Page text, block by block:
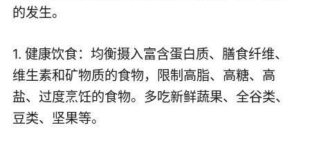
的发生。
1. 健康饮食：均衡摄入富含蛋白质、膳食纤维、
维生素和矿物质的食物，限制高脂、高糖、高
盐、过度烹饪的食物。多吃新鲜蔬果、全谷类、
豆类、坚果等。